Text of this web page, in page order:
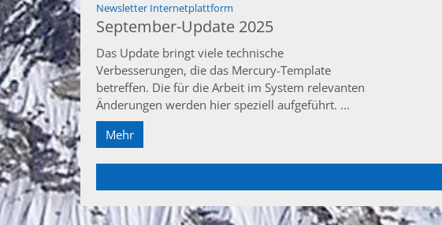
Newsletter Internetplattform
September-Update 2025
Das Update bringt viele technische
Verbesserungen, die das Mercury-Template
betreffen. Die für die Arbeit im System relevanten
Änderungen werden hier speziell aufgeführt. ...
Mehr